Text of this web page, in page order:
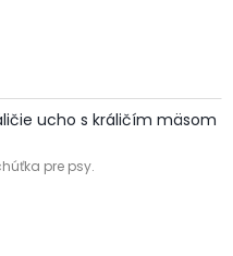
ucho s králičím mäsom
pre psy.